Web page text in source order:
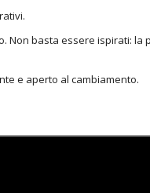
Non basta essere ispirati:
e aperto al cambiamento.